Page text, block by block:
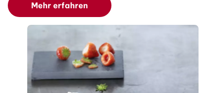
Mehr erfahren